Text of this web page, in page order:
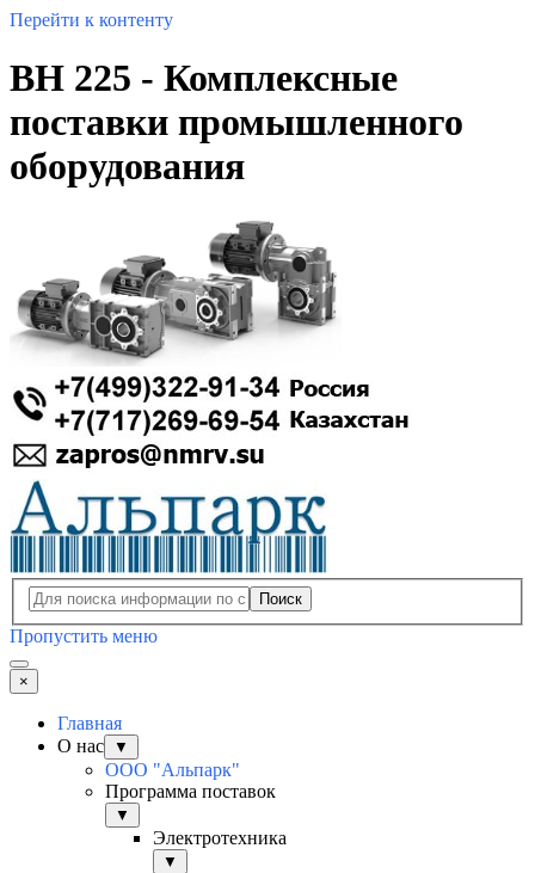
Перейти к контенту
BH 225 - Комплексные
поставки промышленного
оборудования
Поиск
Пропустить меню
×
Главная
О нас
▼
ООО "Альпарк"
Программа поставок
▼
Электротехника
▼